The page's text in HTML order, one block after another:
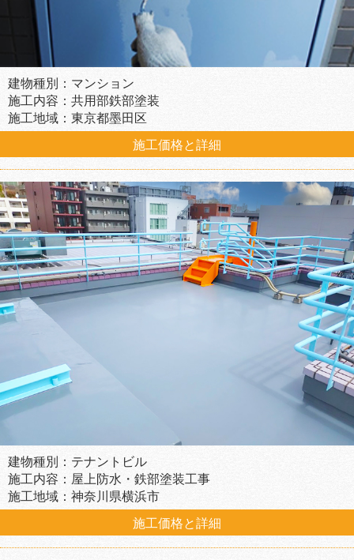
建物種別：マンション
施工内容：共用部鉄部塗装
施工地域：東京都墨田区
施工価格と詳細
建物種別：テナントビル
施工内容：屋上防水・鉄部塗装工事
施工地域：神奈川県横浜市
施工価格と詳細